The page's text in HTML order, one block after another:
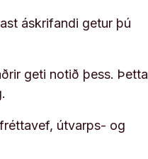
áskrifandi getur þú
geti notið þess. Þetta
útvarps- og